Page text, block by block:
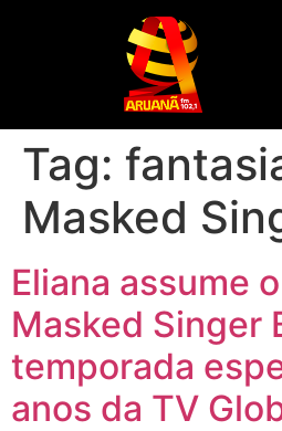
Tag:
Masked
Eliana assume
Masked Singer
temporada
anos da TV